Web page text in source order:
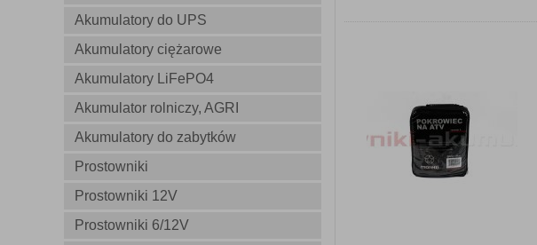
Akumulatory do UPS
Akumulatory ciężarowe
Akumulatory LiFePO4
Akumulator rolniczy, AGRI
Akumulatory do zabytków
Prostowniki
Prostowniki 12V
Prostowniki 6/12V